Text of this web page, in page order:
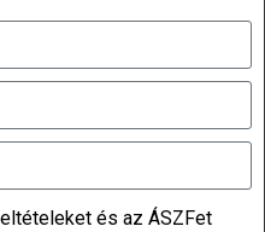
és az ÁSZFet